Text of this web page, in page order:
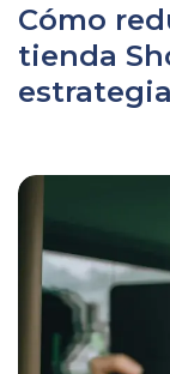
Cómo
tienda